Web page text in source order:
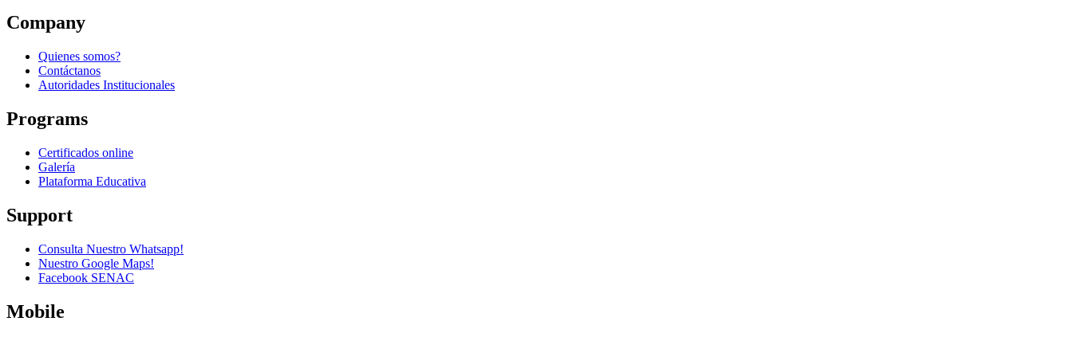
Company
Quienes somos?
Contáctanos
Autoridades Institucionales
Programs
Certificados online
Galería
Plataforma Educativa
Support
Consulta Nuestro Whatsapp!
Nuestro Google Maps!
Facebook SENAC
Mobile